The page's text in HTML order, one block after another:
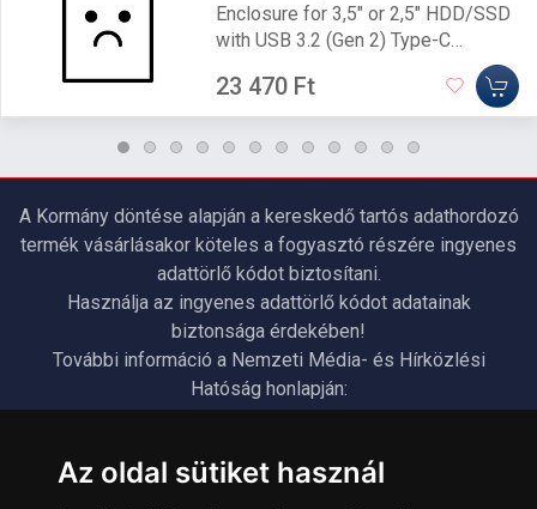
Az oldal sütiket használ
Enclosure for 3,5" or 2,5" HDD/SSD
with USB 3.2 (Gen 2) Type-C
23 470 Ft
A Kormány döntése alapján a kereskedő tartós adathordozó
termék vásárlásakor köteles a fogyasztó részére ingyenes
adattörlő kódot biztosítani.
Használja az ingyenes adattörlő kódot adatainak
biztonsága érdekében!
További információ a Nemzeti Média- és Hírközlési
Hatóság honlapján:
https://nmhh.hu/veglegestorles